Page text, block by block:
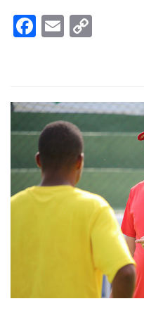
Facebook
Email